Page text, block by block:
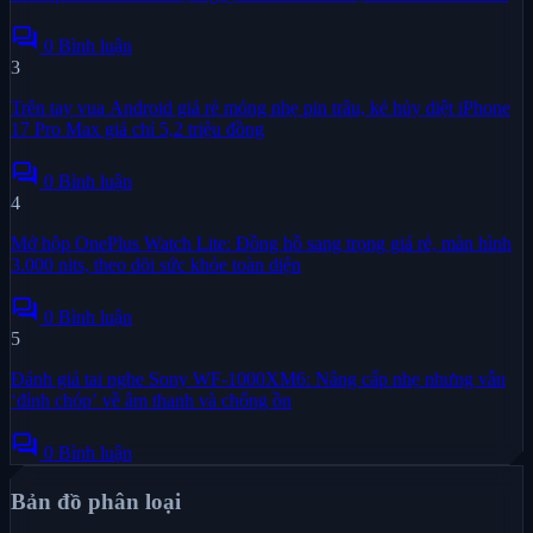
forum 0 Bình luận
3
Trên tay vua Android giá rẻ mỏng nhẹ pin trâu, kẻ hủy diệt iPhone
17 Pro Max giá chỉ 5,2 triệu đồng
forum 0 Bình luận
4
Mở hộp OnePlus Watch Lite: Đồng hồ sang trọng giá rẻ, màn hình
3.000 nits, theo dõi sức khỏe toàn diện
forum 0 Bình luận
5
Đánh giá tai nghe Sony WF-1000XM6: Nâng cấp nhẹ nhưng vẫn
‘đỉnh chóp’ về âm thanh và chống ồn
forum 0 Bình luận
Bản đồ phân loại